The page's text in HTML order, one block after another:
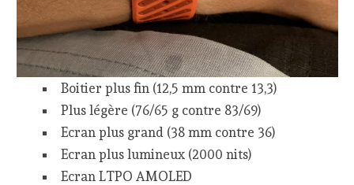
Boitier plus fin (12,5 mm contre 13,3)
Plus légère (76/65 g contre 83/69)
Ecran plus grand (38 mm contre 36)
Ecran plus lumineux (2000 nits)
Ecran LTPO AMOLED